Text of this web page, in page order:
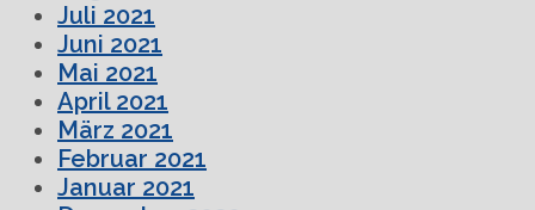
Juli 2021
Juni 2021
Mai 2021
April 2021
März 2021
Februar 2021
Januar 2021